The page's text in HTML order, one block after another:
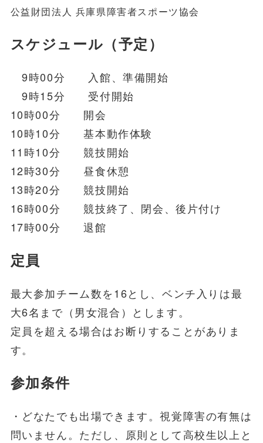
公益財団法人 兵庫県障害者スポーツ協会
スケジュール（予定）
9時00分 入館、準備開始
9時15分 受付開始
10時00分 開会
10時10分 基本動作体験
11時10分 競技開始
12時30分 昼食休憩
13時20分 競技開始
16時00分 競技終了、閉会、後片付け
17時00分 退館
定員
最大参加チーム数を16とし、ベンチ入りは最
大6名まで（男女混合）とします。
定員を超える場合はお断りすることがありま
す。
参加条件
・どなたでも出場できます。視覚障害の有無は
問いません。ただし、原則として高校生以上と